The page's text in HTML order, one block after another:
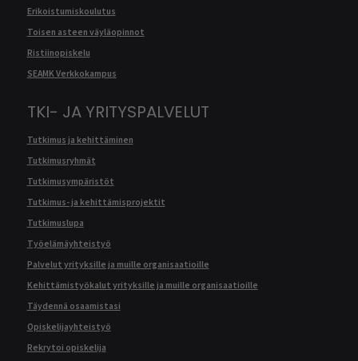
Erikoistumiskoulutus
Toisen asteen väyläopinnot
Ristiinopiskelu
SEAMK Verkkokampus
TKI- JA YRITYSPALVELUT
Tutkimus ja kehittäminen
Tutkimusryhmät
Tutkimusympäristöt
Tutkimus- ja kehittämisprojektit
Tutkimuslupa
Työelämäyhteistyö
Palvelut yrityksille ja muille organisaatioille
Kehittämistyökalut yrityksille ja muille organisaatioille
Täydennä osaamistasi
Opiskelijayhteistyö
Rekrytoi opiskelija